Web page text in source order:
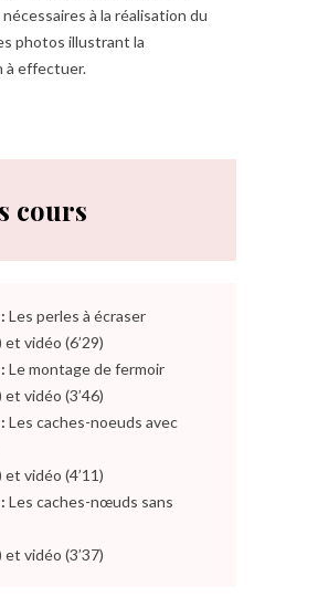
à la réalisation du
photos illustrant la
à effectuer.
cours
:Les perles à écraser
et vidéo (6’29)
:Le montage de fermoir
et vidéo (3’46)
:Les caches-noeuds avec
et vidéo (4’11)
:Les caches-nœuds sans
et vidéo (3’37)